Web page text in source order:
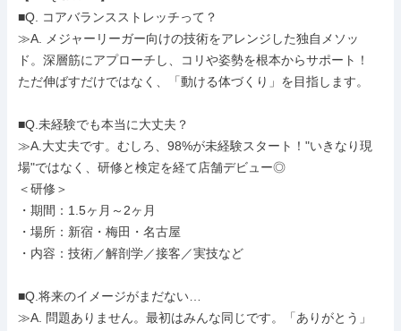
■Q. コアバランスストレッチって？
≫A. メジャーリーガー向けの技術をアレンジした独自メソッ
ド。深層筋にアプローチし、コリや姿勢を根本からサポート！
ただ伸ばすだけではなく、「動ける体づくり」を目指します。
■Q.未経験でも本当に大丈夫？
≫A.大丈夫です。むしろ、98%が未経験スタート！"いきなり現
場"ではなく、研修と検定を経て店舗デビュー◎
＜研修＞
・期間：1.5ヶ月～2ヶ月
・場所：新宿・梅田・名古屋
・内容：技術／解剖学／接客／実技など
■Q.将来のイメージがまだない…
≫A. 問題ありません。最初はみんな同じです。「ありがとう」